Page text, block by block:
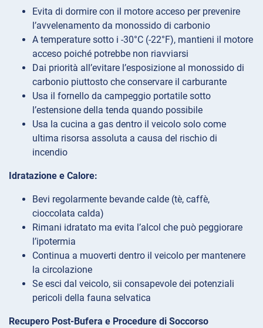
Evita di dormire con il motore acceso per prevenire
l’avvelenamento da monossido di carbonio
A temperature sotto i -30°C (-22°F), mantieni il motore
acceso poiché potrebbe non riavviarsi
Dai priorità all’evitare l’esposizione al monossido di
carbonio piuttosto che conservare il carburante
Usa il fornello da campeggio portatile sotto
l’estensione della tenda quando possibile
Usa la cucina a gas dentro il veicolo solo come
ultima risorsa assoluta a causa del rischio di
incendio
Idratazione e Calore:
Bevi regolarmente bevande calde (tè, caffè,
cioccolata calda)
Rimani idratato ma evita l’alcol che può peggiorare
l’ipotermia
Continua a muoverti dentro il veicolo per mantenere
la circolazione
Se esci dal veicolo, sii consapevole dei potenziali
pericoli della fauna selvatica
Recupero Post-Bufera e Procedure di Soccorso